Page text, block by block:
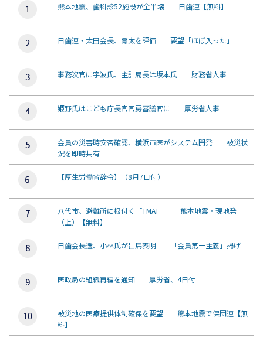
熊本地震、歯科診52施設が全半壊 日歯連【無料】
日歯連・太田会長、骨太を評価 要望「ほぼ入った」
事務次官に宇波氏、主計局長は坂本氏 財務省人事
姫野氏はこども庁長官官房審議官に 厚労省人事
会員の災害時安否確認、横浜市医がシステム開発 被災状
況を即時共有
【厚生労働省辞令】（8月7日付）
八代市、避難所に根付く「TMAT」 熊本地震・現地発
（上）【無料】
日歯会長選、小林氏が出馬表明 「会員第一主義」掲げ
医政局の組織再編を通知 厚労省、4日付
被災地の医療提供体制確保を要望 熊本地震で保団連【無
料】